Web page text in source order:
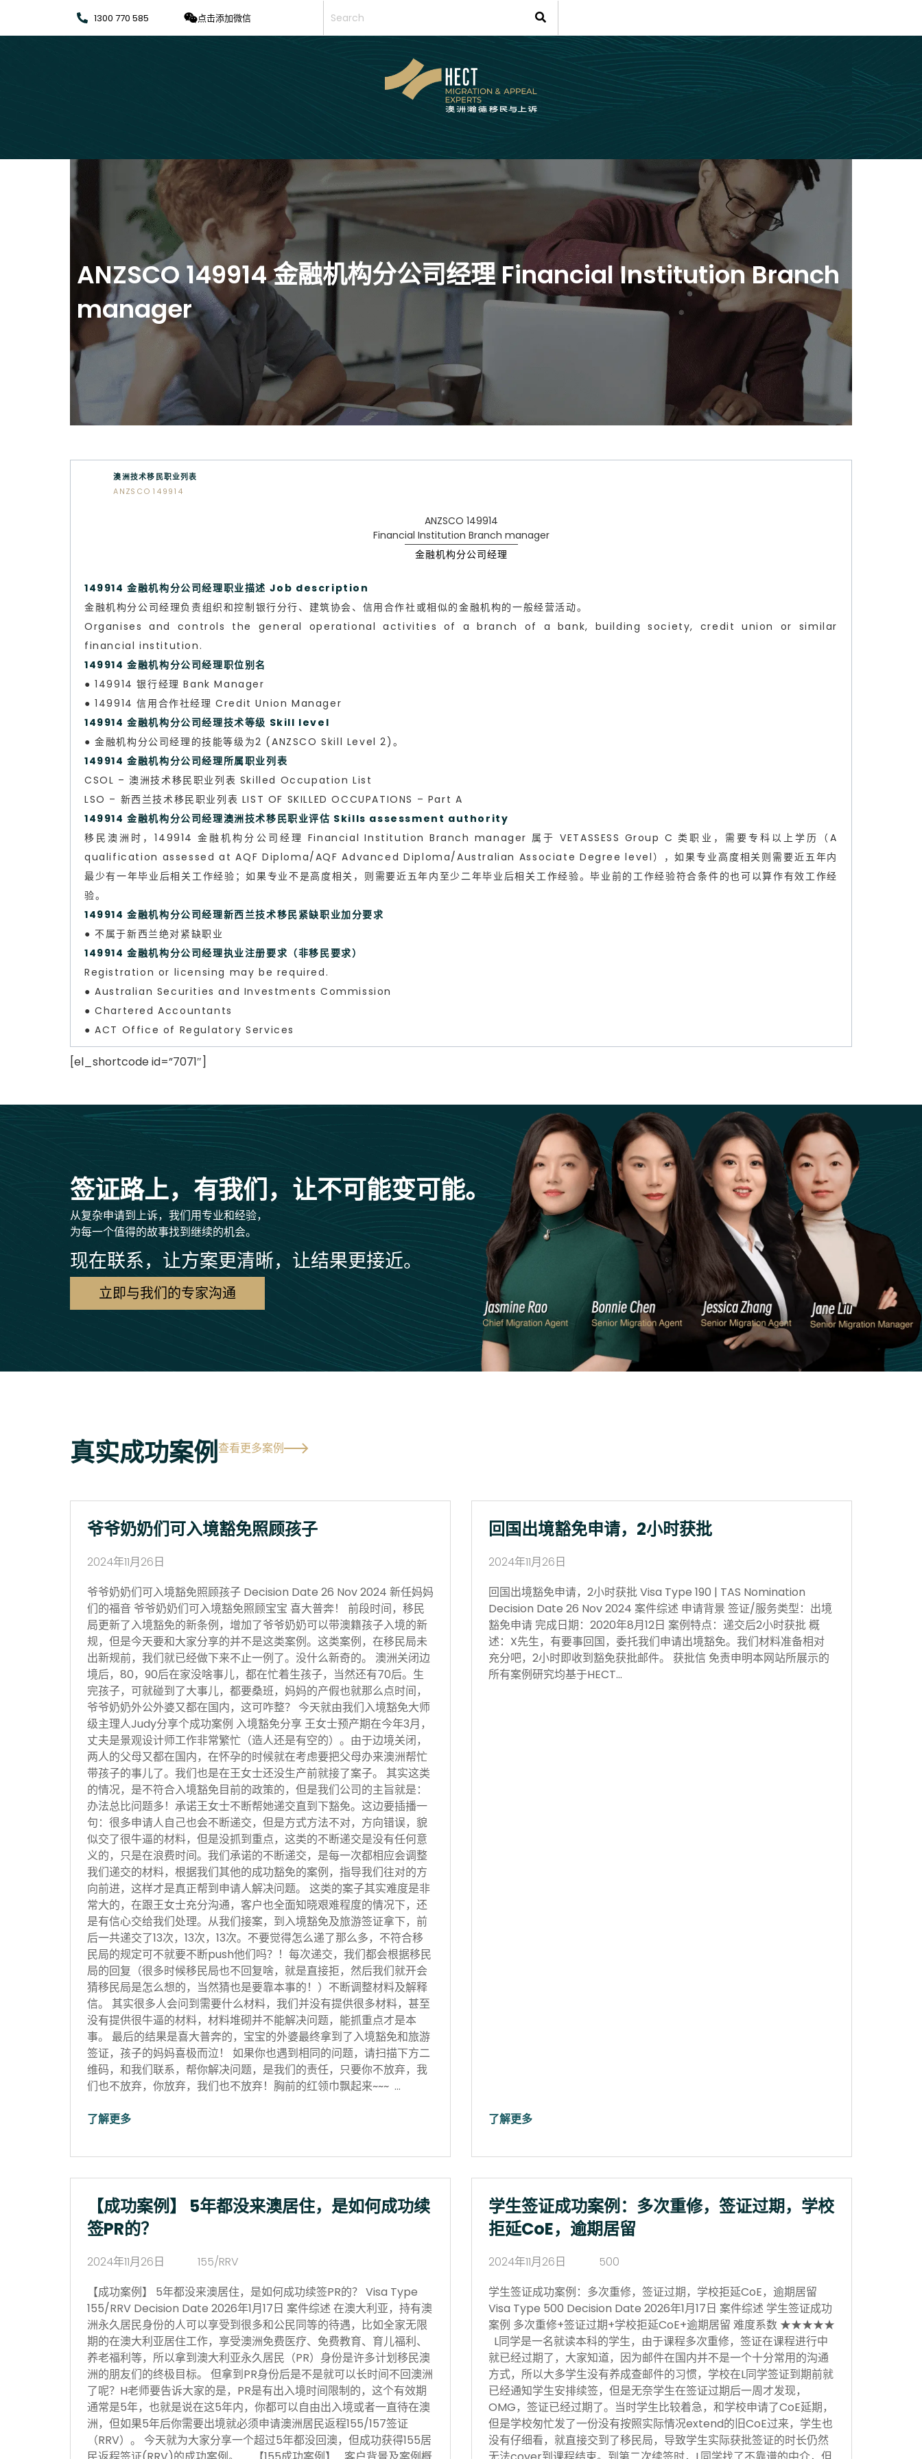
1300 770 585 点击添加微信
ANZSCO 149914 金融机构分公司经理 Financial Institution Branch
manager
澳洲技术移民职业列表
ANZSCO 149914
ANZSCO 149914
Financial Institution Branch manager
金融机构分公司经理
149914 金融机构分公司经理职业描述 Job description
金融机构分公司经理负责组织和控制银行分行、建筑协会、信用合作社或相似的金融机构的一般经营活动。
Organises and controls the general operational activities of a branch of a bank, building society, credit union or similar
financial institution.
149914 金融机构分公司经理职位别名
● 149914 银行经理 Bank Manager
● 149914 信用合作社经理 Credit Union Manager
149914 金融机构分公司经理技术等级 Skill level
● 金融机构分公司经理的技能等级为2 (ANZSCO Skill Level 2)。
149914 金融机构分公司经理所属职业列表
CSOL – 澳洲技术移民职业列表 Skilled Occupation List
LSO – 新西兰技术移民职业列表 LIST OF SKILLED OCCUPATIONS – Part A
149914 金融机构分公司经理澳洲技术移民职业评估 Skills assessment authority
移民澳洲时，149914 金融机构分公司经理 Financial Institution Branch manager 属于 VETASSESS Group C 类职业，需要专科以上学历（A
qualification assessed at AQF Diploma/AQF Advanced Diploma/Australian Associate Degree level），如果专业高度相关则需要近五年内
最少有一年毕业后相关工作经验；如果专业不是高度相关，则需要近五年内至少二年毕业后相关工作经验。毕业前的工作经验符合条件的也可以算作有效工作经
验。
149914 金融机构分公司经理新西兰技术移民紧缺职业加分要求
● 不属于新西兰绝对紧缺职业
149914 金融机构分公司经理执业注册要求（非移民要求）
Registration or licensing may be required.
● Australian Securities and Investments Commission
● Chartered Accountants
● ACT Office of Regulatory Services
[el_shortcode id=”7071″]
签证路上，有我们，让不可能变可能。
从复杂申请到上诉，我们用专业和经验，
为每一个值得的故事找到继续的机会。
现在联系，让方案更清晰，让结果更接近。
立即与我们的专家沟通
真实成功案例查看更多案例
爷爷奶奶们可入境豁免照顾孩子
2024年11月26日
爷爷奶奶们可入境豁免照顾孩子 Decision Date 26 Nov 2024 新任妈妈
们的福音 爷爷奶奶们可入境豁免照顾宝宝 喜大普奔！ 前段时间，移民
局更新了入境豁免的新条例，增加了爷爷奶奶可以带澳籍孩子入境的新
规，但是今天要和大家分享的并不是这类案例。这类案例，在移民局未
出新规前，我们就已经做下来不止一例了。没什么新奇的。 澳洲关闭边
境后，80，90后在家没啥事儿，都在忙着生孩子，当然还有70后。生
完孩子，可就碰到了大事儿，都要桑班，妈妈的产假也就那么点时间，
爷爷奶奶外公外婆又都在国内，这可咋整？ 今天就由我们入境豁免大师
级主理人Judy分享个成功案例 入境豁免分享 王女士预产期在今年3月，
丈夫是景观设计师工作非常繁忙（造人还是有空的）。由于边境关闭，
两人的父母又都在国内，在怀孕的时候就在考虑要把父母办来澳洲帮忙
带孩子的事儿了。我们也是在王女士还没生产前就接了案子。 其实这类
的情况，是不符合入境豁免目前的政策的，但是我们公司的主旨就是：
办法总比问题多！承诺王女士不断帮她递交直到下豁免。这边要插播一
句：很多申请人自己也会不断递交，但是方式方法不对，方向错误，貌
似交了很牛逼的材料，但是没抓到重点，这类的不断递交是没有任何意
义的，只是在浪费时间。我们承诺的不断递交，是每一次都相应会调整
我们递交的材料，根据我们其他的成功豁免的案例，指导我们往对的方
向前进，这样才是真正帮到申请人解决问题。 这类的案子其实难度是非
常大的，在跟王女士充分沟通，客户也全面知晓艰难程度的情况下，还
是有信心交给我们处理。从我们接案，到入境豁免及旅游签证拿下，前
后一共递交了13次，13次，13次。不要觉得怎么递了那么多，不符合移
民局的规定可不就要不断push他们吗？！每次递交，我们都会根据移民
局的回复（很多时候移民局也不回复啥，就是直接拒，然后我们就开会
猜移民局是怎么想的，当然猜也是要靠本事的！）不断调整材料及解释
信。 其实很多人会问到需要什么材料，我们并没有提供很多材料，甚至
没有提供很牛逼的材料，材料堆砌并不能解决问题，能抓重点才是本
事。 最后的结果是喜大普奔的，宝宝的外婆最终拿到了入境豁免和旅游
签证，孩子的妈妈喜极而泣！ 如果你也遇到相同的问题，请扫描下方二
维码，和我们联系，帮你解决问题，是我们的责任，只要你不放弃，我
们也不放弃，你放弃，我们也不放弃！胸前的红领巾飘起来~~~ …
了解更多
回国出境豁免申请，2小时获批
2024年11月26日
回国出境豁免申请，2小时获批 Visa Type 190 | TAS Nomination
Decision Date 26 Nov 2024 案件综述 申请背景 签证/服务类型：出境
豁免申请 完成日期：2020年8月12日 案例特点：递交后2小时获批 概
述：X先生，有要事回国，委托我们申请出境豁免。我们材料准备相对
充分吧，2小时即收到豁免获批邮件。 获批信 免责申明本网站所展示的
所有案例研究均基于HECT…
了解更多
【成功案例】 5年都没来澳居住，是如何成功续
签PR的？
2024年11月26日
155/RRV
【成功案例】 5年都没来澳居住，是如何成功续签PR的？ Visa Type
155/RRV Decision Date 2026年1月17日 案件综述 在澳大利亚，持有澳
洲永久居民身份的人可以享受到很多和公民同等的待遇，比如全家无限
期的在澳大利亚居住工作，享受澳洲免费医疗、免费教育、育儿福利、
养老福利等，所以拿到澳大利亚永久居民（PR）身份是许多计划移民澳
洲的朋友们的终极目标。 但拿到PR身份后是不是就可以长时间不回澳洲
了呢？H老师要告诉大家的是，PR是有出入境时间限制的，这个有效期
通常是5年，也就是说在这5年内，你都可以自由出入境或者一直待在澳
洲，但如果5年后你需要出境就必须申请澳洲居民返程155/157签证
（RRV）。 今天就为大家分享一个超过5年都没回澳，但成功获得155居
学生签证成功案例：多次重修，签证过期，学校
拒延CoE，逾期居留
2024年11月26日
500
学生签证成功案例：多次重修，签证过期，学校拒延CoE，逾期居留
Visa Type 500 Decision Date 2026年1月17日 案件综述 学生签证成功
案例 多次重修+签证过期+学校拒延CoE+逾期居留 难度系数 ★★★★★
L同学是一名就读本科的学生，由于课程多次重修，签证在课程进行中
就已经过期了，大家知道，因为邮件在国内并不是一个十分常用的沟通
方式，所以大多学生没有养成查邮件的习惯，学校在L同学签证到期前就
已经通知学生安排续签，但是无奈学生在签证过期后一周才发现，
OMG，签证已经过期了。当时学生比较着急，和学校申请了CoE延期，
但是学校匆忙发了一份没有按照实际情况extend的旧CoE过来，学生也
没有仔细看，就直接交到了移民局，导致学生实际获批签证的时长仍然